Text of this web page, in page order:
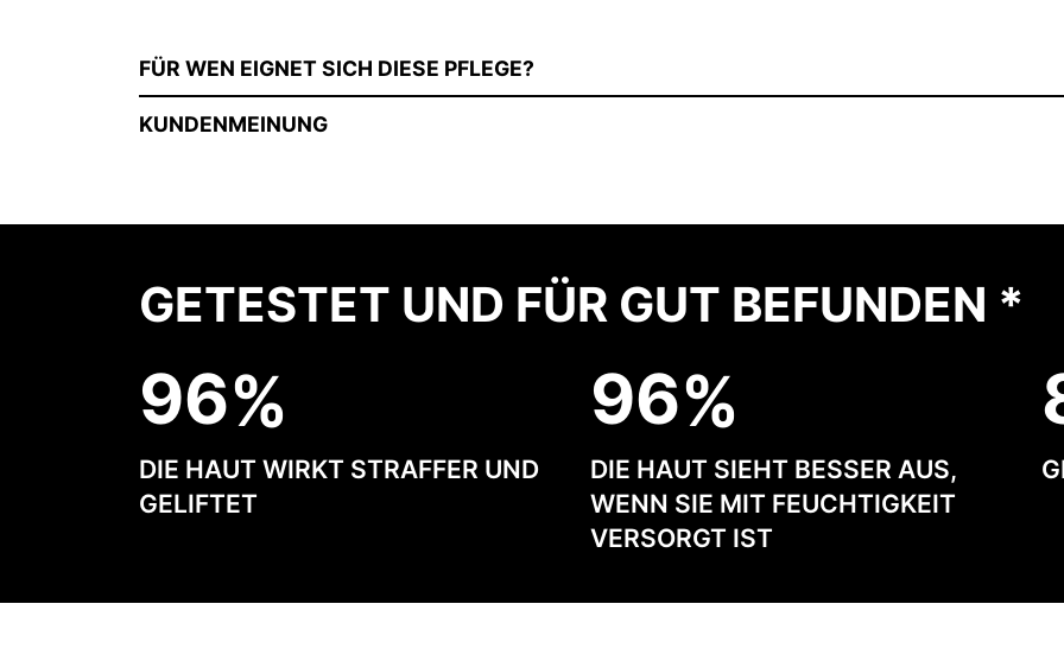
FÜR WEN EIGNET SICH DIESE PFLEGE?
KUNDENMEINUNG
GETESTET UND FÜR GUT BEFUNDEN *
96
DIE HAUT WIRKT STRAFFER UND
GELIFTET
96
DIE HAUT SIEHT BESSER AUS,
WENN SIE MIT FEUCHTIGKEIT
VERSORGT IST